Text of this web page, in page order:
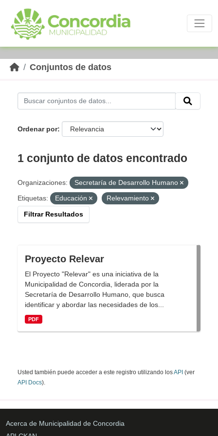
Conjuntos de datos
Ordenar por
1 conjunto de datos encontrado
Organizaciones:
Secretaría de Desarrollo Humano
Etiquetas:
Educación Relevamiento
Filtrar Resultados
Proyecto Relevar
El Proyecto "Relevar" es una iniciativa de la
Municipalidad de Concordia, liderada por la
Secretaría de Desarrollo Humano, que busca
identificar y abordar las necesidades de los...
PDF
Usted también puede acceder a este registro utilizando losAPI (ver
API Docs).
Acerca de Municipalidad de Concordia